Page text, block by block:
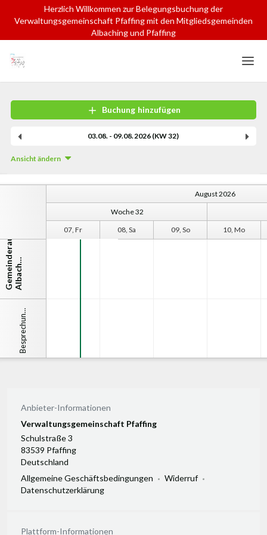
Sprache
Herzlich Willkommen zur Belegungsbuchung der
Verwaltungsgemeinschaft Pfaffing mit den Mitgliedsgemeinden
Albaching und Pfaffing
Buchung hinzufügen
03.08. - 09.08.2026 (KW 32)
Ansicht ändern
G
e
m
e
i
n
d
e
r
a
u
m
A
l
b
a
c
h…
B
e
s
p
r
e
c
h
u
n
g
s
r
a
u
m
August 2026
Woche 32
07, Fr 08, Sa 09, So 10, Mo
Anbieter-Informationen
Verwaltungsgemeinschaft Pfaffing
Schulstraße 3
83539 Pfaffing
Deutschland
Allgemeine Geschäftsbedingungen
Widerruf
Datenschutzerklärung
Plattform-Informationen